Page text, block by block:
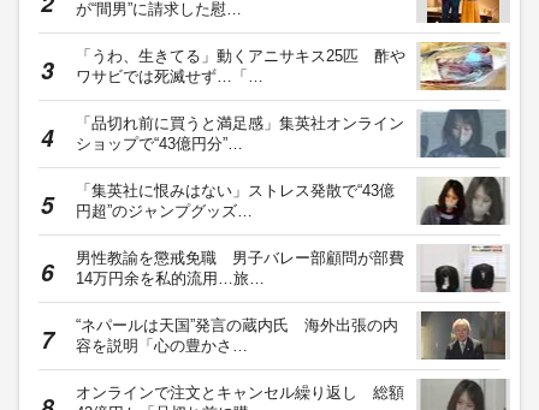
が“間男”に請求した慰…
「うわ、生きてる」動くアニサキス25匹 酢や
ワサビでは死滅せず…「…
「品切れ前に買うと満足感」集英社オンライン
ショップで“43億円分”…
「集英社に恨みはない」ストレス発散で“43億
円超”のジャンプグッズ…
男性教諭を懲戒免職 男子バレー部顧問が部費
14万円余を私的流用…旅…
“ネパールは天国”発言の蔵内氏 海外出張の内
容を説明「心の豊かさ…
オンラインで注文とキャンセル繰り返し 総額